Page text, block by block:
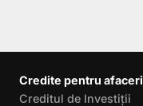
Credite pentru afaceri
Creditul de Investiții